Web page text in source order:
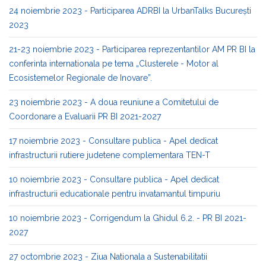
24 noiembrie 2023 - Participarea ADRBI la UrbanTalks București
2023
21-23 noiembrie 2023 - Participarea reprezentantilor AM PR BI la
conferinta internationala pe tema „Clusterele - Motor al
Ecosistemelor Regionale de Inovare”.
23 noiembrie 2023 - A doua reuniune a Comitetului de
Coordonare a Evaluarii PR BI 2021-2027
17 noiembrie 2023 - Consultare publica - Apel dedicat
infrastructurii rutiere judetene complementara TEN-T
10 noiembrie 2023 - Consultare publica - Apel dedicat
infrastructurii educationale pentru invatamantul timpuriu
10 noiembrie 2023 - Corrigendum la Ghidul 6.2. - PR BI 2021-
2027
27 octombrie 2023 - Ziua Nationala a Sustenabilitatii